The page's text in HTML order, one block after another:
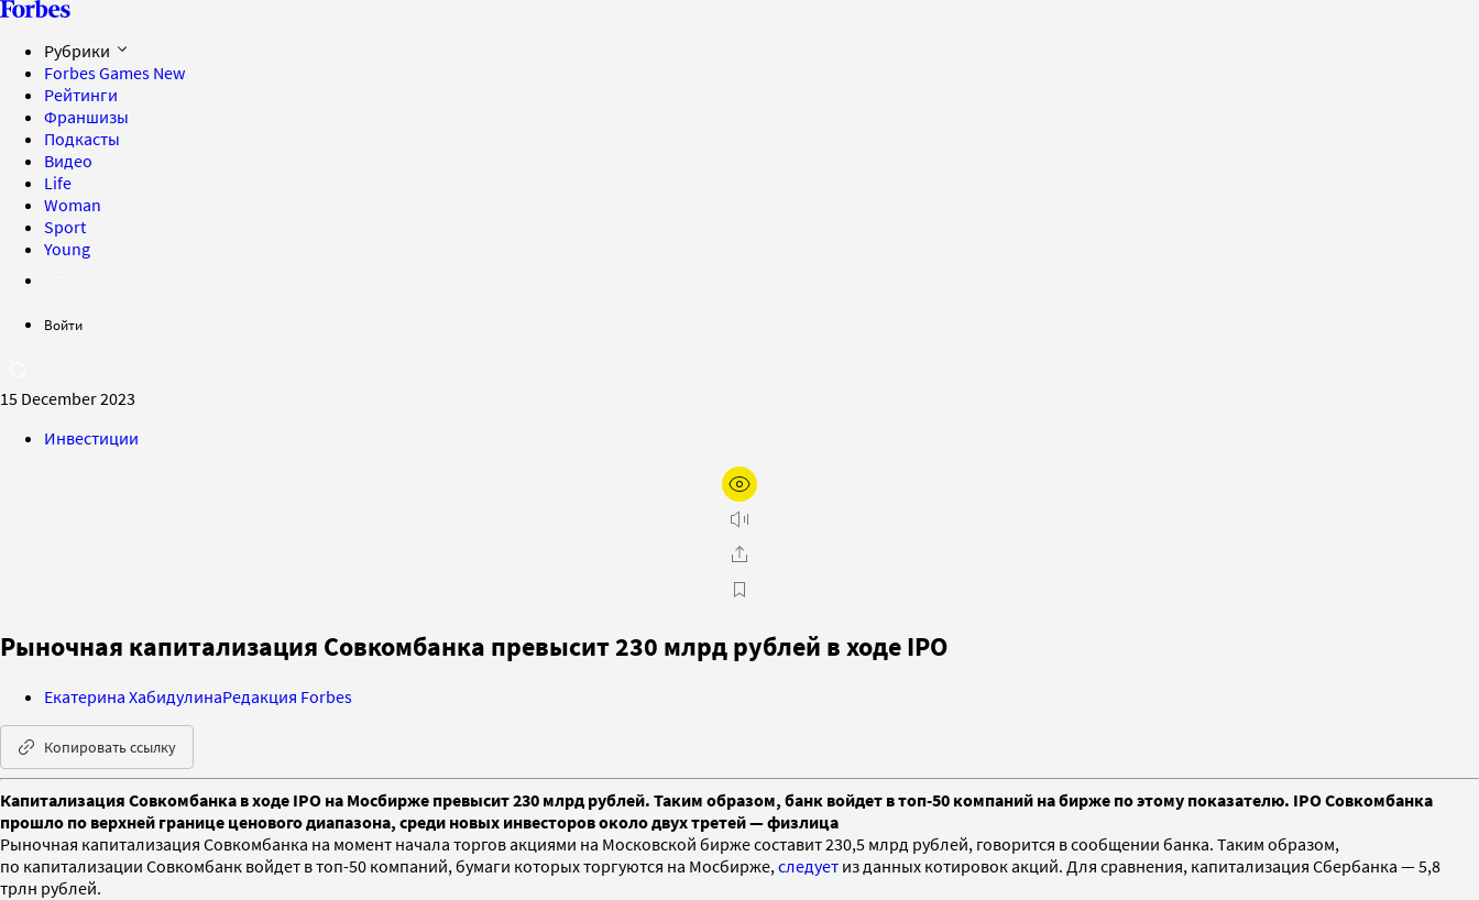
Рубрики
Forbes Games New
Рейтинги
Франшизы
Подкасты
Видео
Life
Woman
Sport
Young
Войти
15 December 2023
Инвестиции
Рыночная капитализация Совкомбанка превысит 230 млрд рублей в ходе IPO
Екатерина ХабидулинаРедакция Forbes
Копировать ссылку
Капитализация Совкомбанка в ходе IPO на Мосбирже превысит 230 млрд рублей. Таким образом, банк войдет в топ-50 компаний на бирже по этому показателю. IPO Совкомбанка
прошло по верхней границе ценового диапазона, среди новых инвесторов около двух третей — физлица
Рыночная капитализация Совкомбанка на момент начала торгов акциями на Московской бирже составит 230,5 млрд рублей, говорится в сообщении банка. Таким образом,
по капитализации Совкомбанк войдет в топ-50 компаний, бумаги которых торгуются на Мосбирже, следует из данных котировок акций. Для сравнения, капитализация Сбербанка — 5,8
трлн рублей.